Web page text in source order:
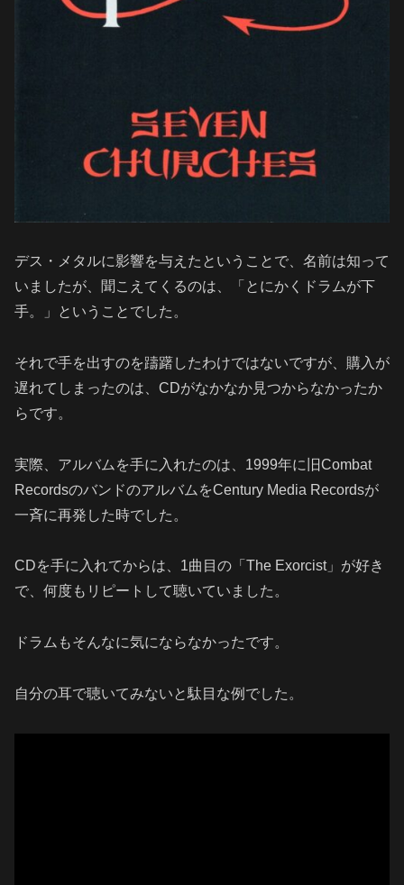
デス・メタルに影響を与えたということで、名前は知って
いましたが、聞こえてくるのは、「とにかくドラムが下
手。」ということでした。
それで手を出すのを躊躇したわけではないですが、購入が
遅れてしまったのは、CDがなかなか見つからなかったか
らです。
実際、アルバムを手に入れたのは、1999年に旧Combat
RecordsのバンドのアルバムをCentury Media Recordsが
一斉に再発した時でした。
CDを手に入れてからは、1曲目の「The Exorcist」が好き
で、何度もリピートして聴いていました。
ドラムもそんなに気にならなかったです。
自分の耳で聴いてみないと駄目な例でした。